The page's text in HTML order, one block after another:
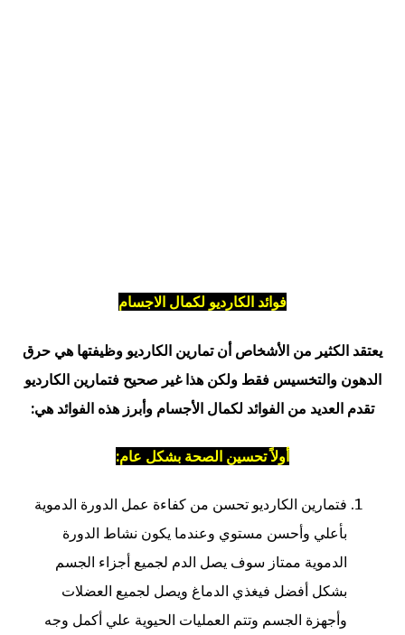
فوائد الكارديو لكمال الاجسام
يعتقد الكثير من الأشخاص أن تمارين الكارديو وظيفتها هي حرق
الدهون والتخسيس فقط ولكن هذا غير صحيح فتمارين الكارديو
تقدم العديد من الفوائد لكمال الأجسام وأبرز هذه الفوائد هي:
أولاً تحسين الصحة بشكل عام:
فتمارين الكارديو تحسن من كفاءة عمل الدورة الدموية
بأعلي وأحسن مستوي وعندما يكون نشاط الدورة
الدموية ممتاز سوف يصل الدم لجميع أجزاء الجسم
بشكل أفضل فيغذي الدماغ ويصل لجميع العضلات
وأجهزة الجسم وتتم العمليات الحيوية علي أكمل وجه